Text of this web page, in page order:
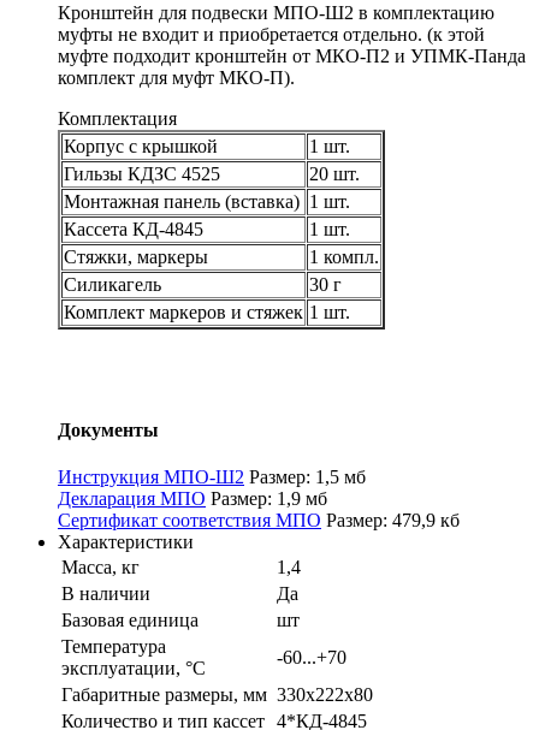
Кронштейн для подвески МПО-Ш2 в комплектацию
муфты не входит и приобретается отдельно. (к этой
муфте подходит кронштейн от МКО-П2 и УПМК-Панда
комплект для муфт МКО-П).
Комплектация
Корпус с крышкой
1 шт.
Гильзы КДЗС 4525
20 шт.
Монтажная панель (вставка) 1 шт.
Кассета КД-4845
1 шт.
Стяжки, маркеры
1 компл.
Силикагель
30 г
Комплект маркеров и стяжек 1 шт.
Документы
Инструкция МПО-Ш2 Размер: 1,5 мб
Декларация МПО Размер: 1,9 мб
Сертификат соответствия МПО Размер: 479,9 кб
Характеристики
Масса, кг
1,4
В наличии
Да
Базовая единица
шт
Температура
эксплуатации, °С
-60...+70
Габаритные размеры, мм 330х222х80
Количество и тип кассет 4*КД-4845